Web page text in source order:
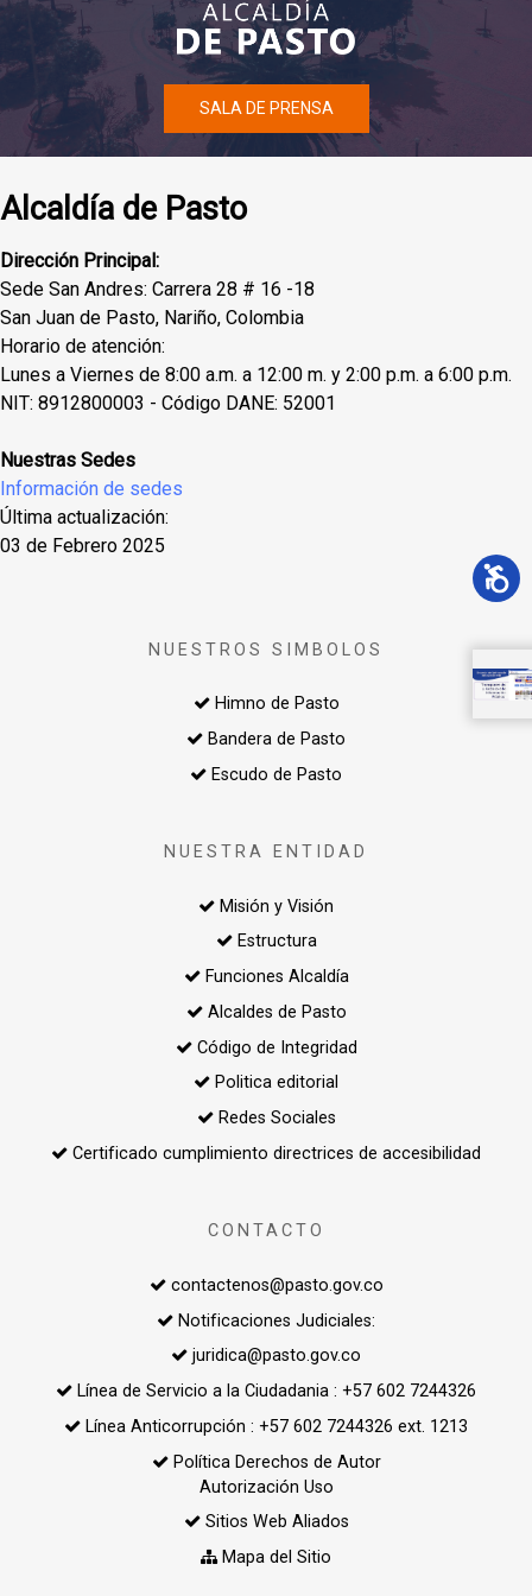
SALA DE PRENSA
Alcaldía de Pasto
Dirección Principal:
Sede San Andres: Carrera 28 # 16 -18
San Juan de Pasto, Nariño, Colombia
Horario de atención:
Lunes a Viernes de 8:00 a.m. a 12:00 m. y 2:00 p.m. a 6:00 p.m.
NIT: 8912800003 - Código DANE: 52001
Nuestras Sedes
Información de sedes
Última actualización:
03 de Febrero 2025
NUESTROS SIMBOLOS
Himno de Pasto
Bandera de Pasto
Escudo de Pasto
NUESTRA ENTIDAD
Misión y Visión
Estructura
Funciones Alcaldía
Alcaldes de Pasto
Código de Integridad
Politica editorial
Redes Sociales
Certificado cumplimiento directrices de accesibilidad
CONTACTO
contactenos@pasto.gov.co
Notificaciones Judiciales:
juridica@pasto.gov.co
Línea de Servicio a la Ciudadania : +57 602 7244326
Línea Anticorrupción : +57 602 7244326 ext. 1213
Política Derechos de Autor
Autorización Uso
Sitios Web Aliados
Mapa del Sitio